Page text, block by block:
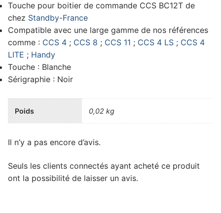
Touche pour boitier de commande CCS BC12T de
chez Standby-France
Compatible avec une large gamme de nos références
comme : CCS 4 ; CCS 8 ; CCS 11 ; CCS 4 LS ; CCS 4
LITE ; Handy
Touche : Blanche
Sérigraphie : Noir
Poids 0,02 kg
Il n’y a pas encore d’avis.
Seuls les clients connectés ayant acheté ce produit
ont la possibilité de laisser un avis.